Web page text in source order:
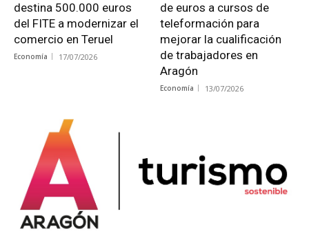
destina 500.000 euros
del FITE a modernizar el
comercio en Teruel
Economía 17/07/2026
de euros a cursos de
teleformación para
mejorar la cualificación
de trabajadores en
Aragón
Economía 13/07/2026